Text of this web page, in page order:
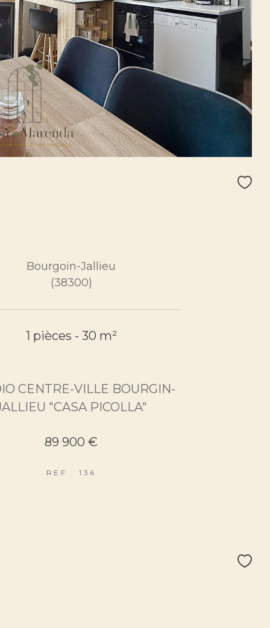
Bourgoin-Jallieu
(38300)
1 pièces - 30 m²
CENTRE-VILLE BOURGIN-
"CASA PICOLLA"
89 900 €
REF : 136